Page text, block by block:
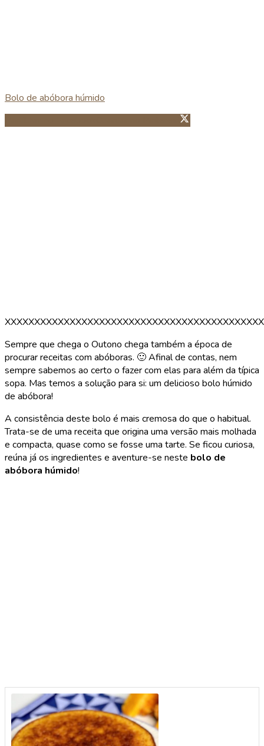
Bolo de abóbora húmido
Guardar no Pinterest
Sempre que chega o Outono chega também a época de
procurar receitas com abóboras. 🙂 Afinal de contas, nem
sempre sabemos ao certo o fazer com elas para além da típica
sopa. Mas temos a solução para si: um delicioso bolo húmido
de abóbora!
A consistência deste bolo é mais cremosa do que o habitual.
Trata-se de uma receita que origina uma versão mais molhada
e compacta, quase como se fosse uma tarte. Se ficou curiosa,
reúna já os ingredientes e aventure-se neste bolo de
abóbora húmido!